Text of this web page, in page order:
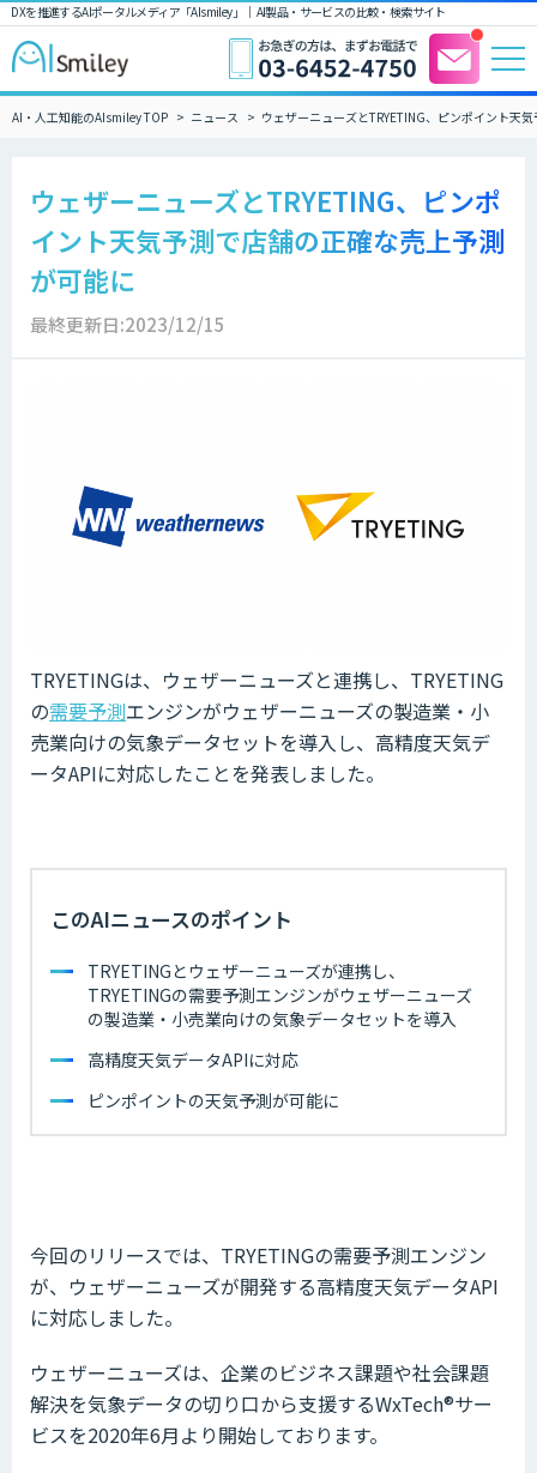
DXを推進するAIポータルメディア「AIsmiley」｜ AI製品・サービスの比較・検索サイト
AI・人工知能のAIsmiley TOP ニュース ウェザーニューズとTRYETING、ピンポイント天
ウェザーニューズとTRYETING、ピンポ
イント天気予測で店舗の正確な売上予測
が可能に
最終更新日:2023/12/15
TRYETINGは、ウェザーニューズと連携し、TRYETING
の需要予測エンジンがウェザーニューズの製造業・小
売業向けの気象データセットを導入し、高精度天気デ
ータAPIに対応したことを発表しました。
このAIニュースのポイント
TRYETINGとウェザーニューズが連携し、
TRYETINGの需要予測エンジンがウェザーニューズ
の製造業・小売業向けの気象データセットを導入
高精度天気データAPIに対応
ピンポイントの天気予測が可能に
今回のリリースでは、TRYETINGの需要予測エンジン
が、ウェザーニューズが開発する高精度天気データAPI
に対応しました。
ウェザーニューズは、企業のビジネス課題や社会課題
解決を気象データの切り口から支援するWxTech®サー
ビスを2020年6月より開始しております。